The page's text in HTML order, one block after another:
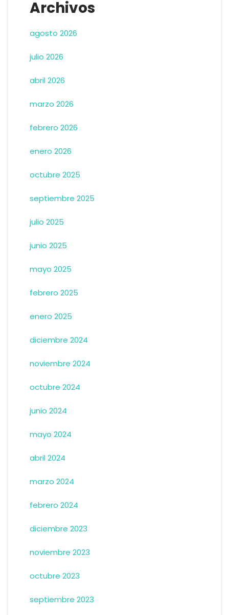
Archivos
agosto 2026
julio 2026
abril 2026
marzo 2026
febrero 2026
enero 2026
octubre 2025
septiembre 2025
julio 2025
junio 2025
mayo 2025
febrero 2025
enero 2025
diciembre 2024
noviembre 2024
octubre 2024
junio 2024
mayo 2024
abril 2024
marzo 2024
febrero 2024
diciembre 2023
noviembre 2023
octubre 2023
septiembre 2023